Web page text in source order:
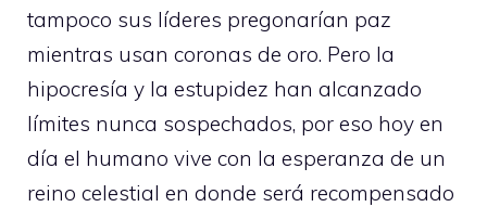
tampoco sus líderes pregonarían paz
mientras usan coronas de oro. Pero la
hipocresía y la estupidez han alcanzado
límites nunca sospechados, por eso hoy en
día el humano vive con la esperanza de un
reino celestial en donde será recompensado